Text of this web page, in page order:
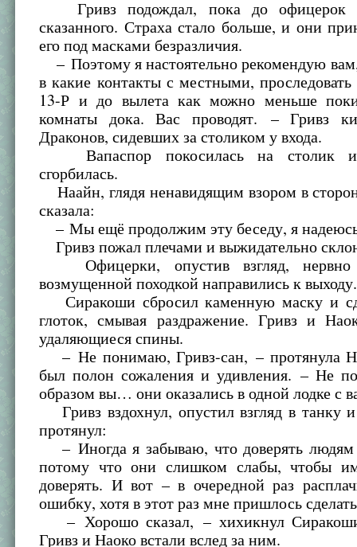
Гривз подождал, пока до офицерок
сказанного. Страха стало больше, и они
его под масками безразличия.
– Поэтому я настоятельно рекомендую
в какие контакты с местными,
13-Р и до вылета как можно меньше
комнаты дока. Вас проводят. – Гривз
Драконов, сидевших за столиком у входа.
Вапаспор покосилась на столик и
сгорбилась.
Наайн, глядя ненавидящим взором в
сказала:
– Мы ещё продолжим эту беседу, я
Гривз пожал плечами и выжидательно
Офицерки, опустив взгляд, нервно
возмущенной походкой направились к выходу.
Сиракоши сбросил каменную маску и
глоток, смывая раздражение. Гривз и
удаляющиеся спины.
– Не понимаю, Гривз-сан, – протянула
был полон сожаления и удивления. – Не
образом вы… они оказались в одной лодке с
Гривз вздохнул, опустил взгляд в танку
протянул:
– Иногда я забываю, что доверять
потому что они слишком слабы, чтобы
доверять. И вот – в очередной раз
ошибку, хотя в этот раз мне пришлось
– Хорошо сказал, – хихикнул
Гривз и Наоко встали вслед за ним.